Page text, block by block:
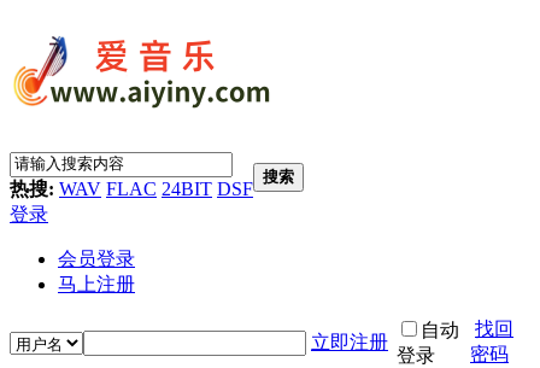
热搜: WAV FLAC 24BIT DSF
搜索
登录
会员登录
马上注册
立即注册
自动
登录
找回
密码